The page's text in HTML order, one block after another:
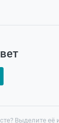
Выделите её